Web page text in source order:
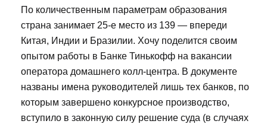
По количественным параметрам образования
страна занимает 25-е место из 139 — впереди
Китая, Индии и Бразилии. Хочу поделится своим
опытом работы в Банке Тинькофф на вакансии
оператора домашнего колл-центра. В документе
названы имена руководителей лишь тех банков, по
которым завершено конкурсное производство,
вступило в законную силу решение суда (в случаях